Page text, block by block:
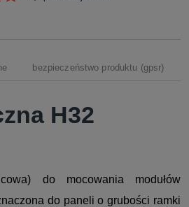
bezpieczeństwo produktu (gpsr)
H32
do mocowania modułów
do paneli o grubości ramki